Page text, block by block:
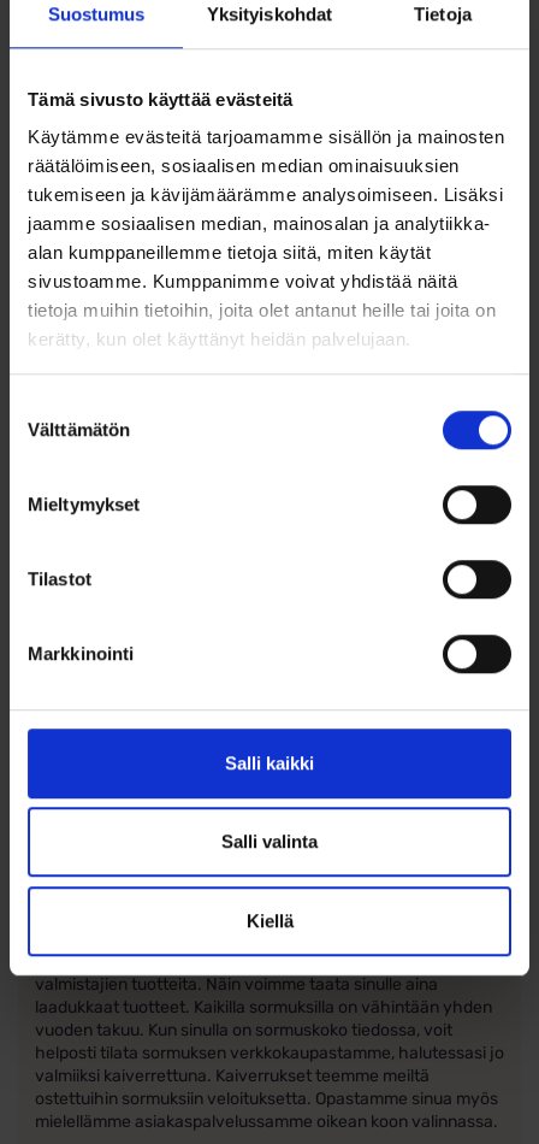
Suostumus Yksityiskohdat Tietoja
Tämä sivusto käyttää evästeitä
Käytämme evästeitä tarjoamamme sisällön ja mainosten
räätälöimiseen, sosiaalisen median ominaisuuksien
tukemiseen ja kävijämäärämme analysoimiseen. Lisäksi
jaamme sosiaalisen median, mainosalan ja analytiikka-
alan kumppaneillemme tietoja siitä, miten käytät
sivustoamme. Kumppanimme voivat yhdistää näitä
tietoja muihin tietoihin, joita olet antanut heille tai joita on
kerätty, kun olet käyttänyt heidän palvelujaan.
valinta
Välttämätön
Mieltymykset
Tilastot
Markkinointi
Salli kaikki
Salli valinta
Kiellä
sormessa.
arkipäivää.
Sormuksen koko
Sormuksen koon valinnassa kannattaa ottaa huomioon, että
sormus on hieman pyöristetty sisäpinnalta, joten se liukuu
helpommin sormessa, kuin suorareunainen sormus.
Sormuksen koon saat helpoiten selville mittaamalla sormen
koonsormusmitalla. Sormen kokoa kannattaa mitata eri
vuorokauden aikoina, sekä eri lämpötiloissa, jotta löydät
itsellesi mukavalta tuntuvan sormuskoon.
Tilaustyönä teetetyillä sormuksilla ei ole normaalia
kuluttajansuojalain palautusoikeutta. Kokoa voi vaihtaa
kaiverrettu. Kaiverretun sormuksen koonvaihdosta ja
uudelleen kaiverruksesta veloitamme 45 euroa.
Tietoa valmistajasta Schalins of Sweden
Schalins of Sweden on vuonna 1944 perustettu
sormusmallisto. Mallistosta löytyy runsaasti valinnanvaraa
saatavilla kauttamme, vaikka ihan kaikki mallit eivät
välttämättä ole verkkokaupassamme. Schalins sormuksista
on saatavana laaja kokovalikoima, niin pienistä koon 14,5
sormuksista isoihin koon 24 kokoisiin sormuksiin.
Schalins sormukset edustavat ruotsalaista designia,
Miksi tilata Kaisankello.fi verkkokaupasta
Kaisankello.fi kautta saat unelmiesi sormukset helposti ja
nopeasti. Yrityksellämme on vuosikymmenien tuoma
sormusvalikoimaamme suosittujen ja luotettavien
valmistajien tuotteita. Näin voimme taata sinulle aina
laadukkaat tuotteet. Kaikilla sormuksilla on vähintään yhden
vuoden takuu. Kun sinulla on sormuskoko tiedossa, voit
helposti tilata sormuksen verkkokaupastamme, halutessasi jo
valmiiksi kaiverrettuna. Kaiverrukset teemme meiltä
ostettuihin sormuksiin veloituksetta. Opastamme sinua myös
mielellämme asiakaspalvelussamme oikean koon valinnassa.